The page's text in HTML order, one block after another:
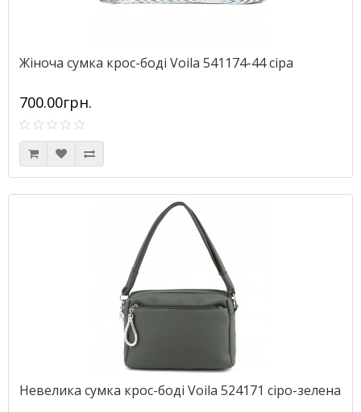
Жіноча сумка крос-боді Voila 541174-44 сіра
700.00грн.
Невелика сумка крос-боді Voila 524171 сіро-зелена